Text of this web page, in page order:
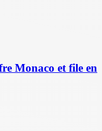
Monaco et file en